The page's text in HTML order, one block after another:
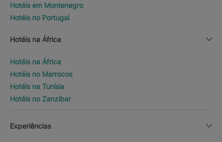
Hotéis em Montenegro
Hotéis no Portugal
Hotéis na África
Hotéis na África
Hotéis no Marrocos
Hotéis na Tunísia
Hotéis no Zanzibar
Experiências